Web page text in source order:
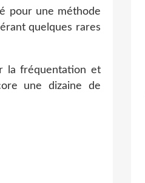
pour une méthode
quelques rares
la fréquentation et
une dizaine de